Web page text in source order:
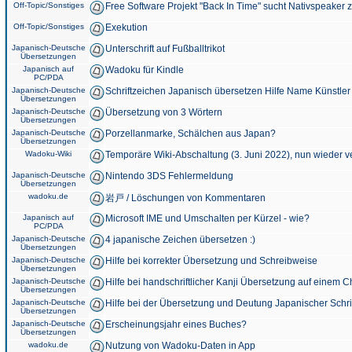
Off-Topic/Sonstiges Free Software Projekt "Back In Time" sucht Nativspeaker
Off-Topic/Sonstiges Exekution
Japanisch-Deutsche
Übersetzungen
Unterschrift auf Fußballtrikot
Japanisch auf
PC/PDA
Wadoku für Kindle
Japanisch-Deutsche
Übersetzungen
Schriftzeichen Japanisch übersetzen Hilfe Name
Japanisch-Deutsche
Übersetzungen
Übersetzung von 3 Wörtern
Japanisch-Deutsche
Übersetzungen
Porzellanmarke, Schälchen aus Japan?
Wadoku-Wiki Temporäre Wiki-Abschaltung (3. Juni 2022), nun wieder
Japanisch-Deutsche
Übersetzungen
Nintendo 3DS Fehlermeldung
wadoku.de 岩戸 / Löschungen von Kommentaren
Japanisch auf
PC/PDA
Microsoft IME und Umschalten per Kürzel - wie?
Japanisch-Deutsche
Übersetzungen
4 japanische Zeichen übersetzen :)
Japanisch-Deutsche
Übersetzungen
Hilfe bei korrekter Übersetzung und Schreibweise
Japanisch-Deutsche
Übersetzungen
Hilfe bei handschriftlicher Kanji Übersetzung auf einem
Japanisch-Deutsche
Übersetzungen
Hilfe bei der Übersetzung und Deutung Japanischer
Japanisch-Deutsche
Übersetzungen
Erscheinungsjahr eines Buches?
wadoku.de Nutzung von Wadoku-Daten in App